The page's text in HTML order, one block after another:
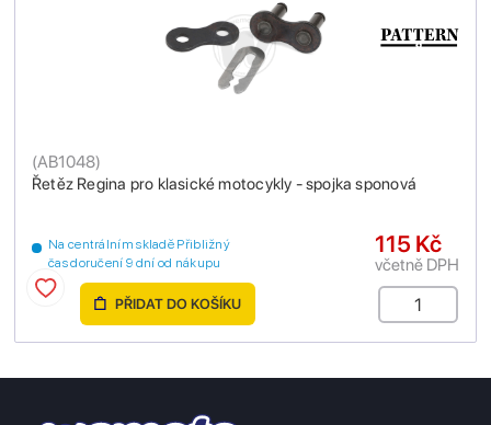
Řetěz Regina pro klasické motocykly - spojka sponová
(AB1048)
Na centrálním skladě Přibližný
čas doručení 9 dní od nákupu
115 Kč
včetně DPH
PŘIDAT DO KOŠÍKU